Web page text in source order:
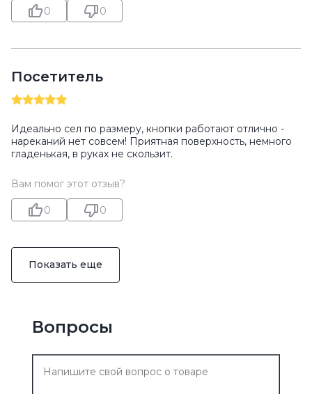
0 0
Посетитель
Идеально сел по размеру, кнопки работают отлично -
нареканий нет совсем! Приятная поверхность, немного
гладенькая, в руках не скользит.
Вам помог этот отзыв?
0 0
Показать еще
Вопросы